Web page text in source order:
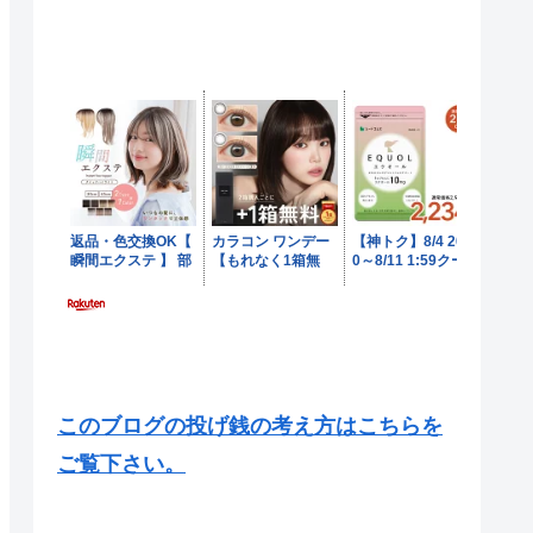
このブログの投げ銭の考え方はこちらを
ご覧下さい。